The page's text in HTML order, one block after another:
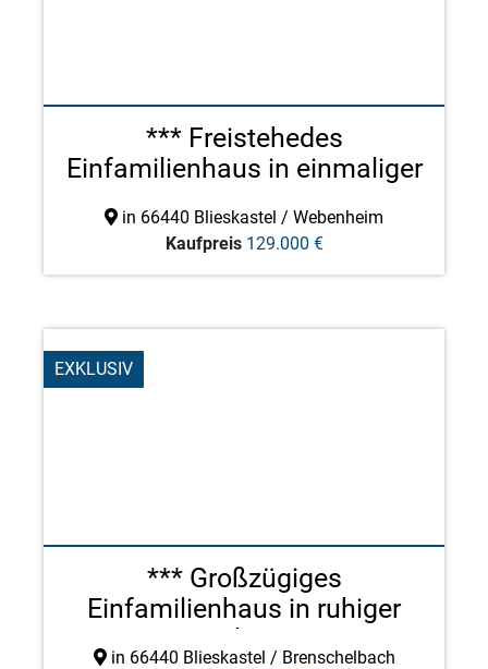
*** Freistehedes
Einfamilienhaus in einmaliger
in 66440 Blieskastel / Webenheim
Kaufpreis 129.000 €
EXKLUSIV
*** Großzügiges
Einfamilienhaus in ruhiger
Wohn ...
in 66440 Blieskastel / Brenschelbach